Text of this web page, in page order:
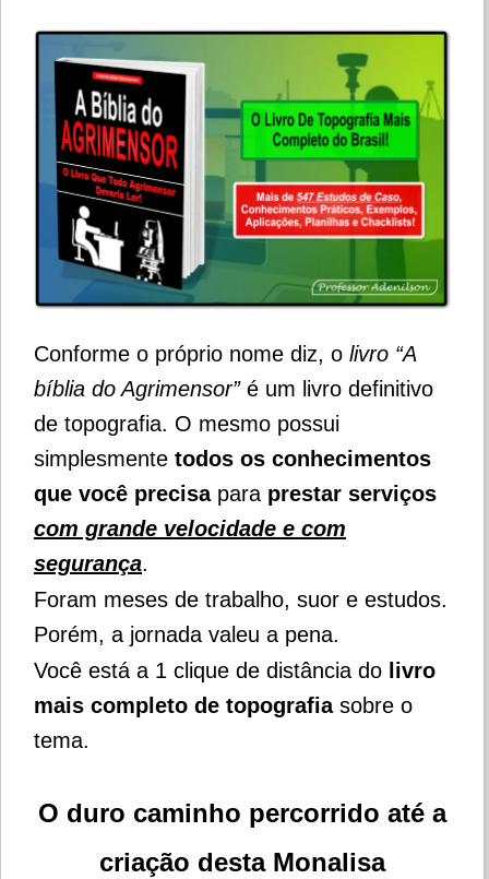
Conforme o próprio nome diz, o livro “A
bíblia do Agrimensor”é um livro definitivo
de topografia. O mesmo possui
simplesmente todos os conhecimentos
que você precisapara prestar serviços
com grande velocidade e com
segurança.
Foram meses de trabalho, suor e estudos.
Porém, a jornada valeu a pena.
Você está a 1 clique de distância do livro
mais completo de topografiasobre o
tema.
O duro caminho percorrido até a
criação desta Monalisa